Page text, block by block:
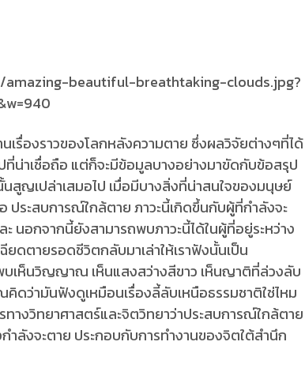
รื่องราวของโลกหลังความตาย​ ซึ่งผลวิจัยต่างๆที่ได้
น่าเชื่อถือ​ แต่ก็จะมีข้อมูลบางอย่างมาขัดกับข้อสรุป
สูญเปล่า​เสมอไป​ เมื่อมีบางสิ่งที่น่าสนใจของมนุษย์
ระสบการณ์​ใกล้ตาย​ ภาวะนี้เกิดขึ้นกับผู้ที่กำลังจะ
นอกจากนี้ยังสามารถพบภาวะนี้ได้ในผู้ที่อยู่ระหว่าง
ดตายรอดชีวิตกลับมาเล่าให้เราฟังนั้นเป็น
เห็นวิญญาณ​ เห็นแสงสว่างสีขาว​ เห็นญาติที่ล่วงลับ​
ดว่ามันฟังดูเหมือนเรื่องลี้ลับเหนือธรรมชาติใช่ไหม​
างวิทยาศาสตร์​และจิตวิทยา​ว่าประสบการณ์​ใกล้ตาย
ลังจะตาย ประกอบกับการทำงานของจิตใต้สำนึก